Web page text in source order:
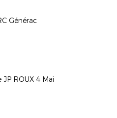
Générac
ROUX 4 Mai